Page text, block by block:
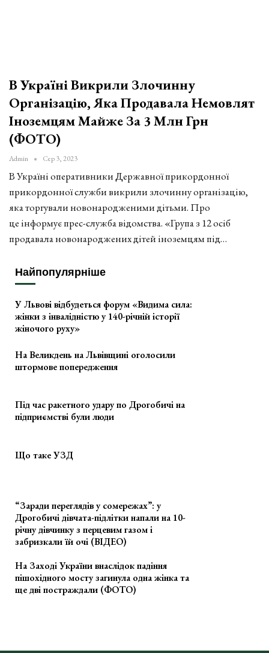
В Україні Викрили Злочинну
Організацію, Яка Продавала Немовлят
Іноземцям Майже За 3 Млн Грн
(ФОТО)
Admin Сер 3, 2023
В Україні оперативники Державної прикордонної
прикордонної служби викрили злочинну організацію,
яка торгували новонародженими дітьми. Про
це інформує прес-служба відомства. «Група з 12 осіб
продавала новонароджених дітей іноземцям під…
Найпопулярніше
У Львові відбудеться форум «Видима сила:
жінки з інвалідністю у 140-річній історії
жіночого руху»
На Великдень на Львівщині оголосили
штормове попередження
Під час ракетного удару по Дрогобичі на
підприємстві були люди
Що таке УЗД
“Заради переглядів у сомережах”: у
Дрогобичі дівчата-підлітки напали на 10-
річну дівчинку з перцевим газом і
забризкали їй очі (ВІДЕО)
На Заході України внаслідок падіння
пішохідного мосту загинула одна жінка та
ще дві постраждали (ФОТО)